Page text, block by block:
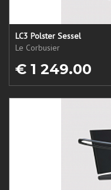
LC3 Polster Sessel
Le Corbusier
€ 1 249.00